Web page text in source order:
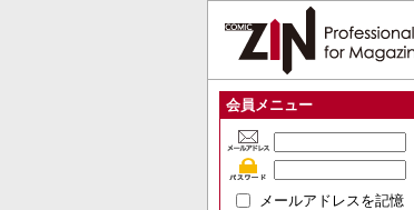
会員メニュー
メールアドレスを記憶